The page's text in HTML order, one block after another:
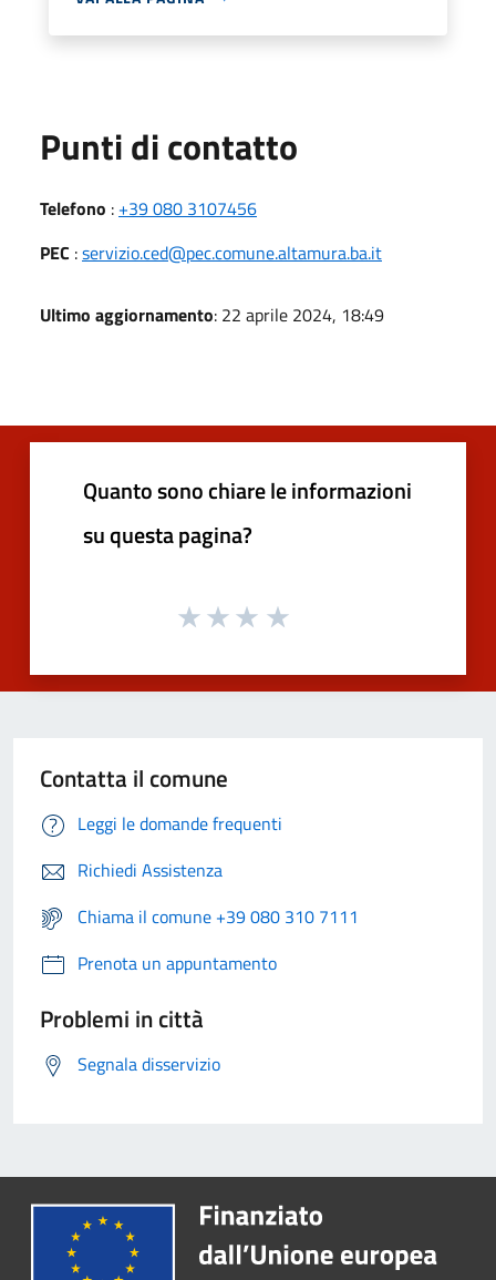
Punti di contatto
Telefono : +39 080 3107456
PEC :servizio.ced@pec.comune.altamura.ba.it
Ultimo aggiornamento: 22 aprile 2024, 18:49
Quanto sono chiare le informazioni
su questa pagina?
Contatta il comune
Leggi le domande frequenti
Richiedi Assistenza
Chiama il comune +39 080 310 7111
Prenota un appuntamento
Problemi in città
Segnala disservizio